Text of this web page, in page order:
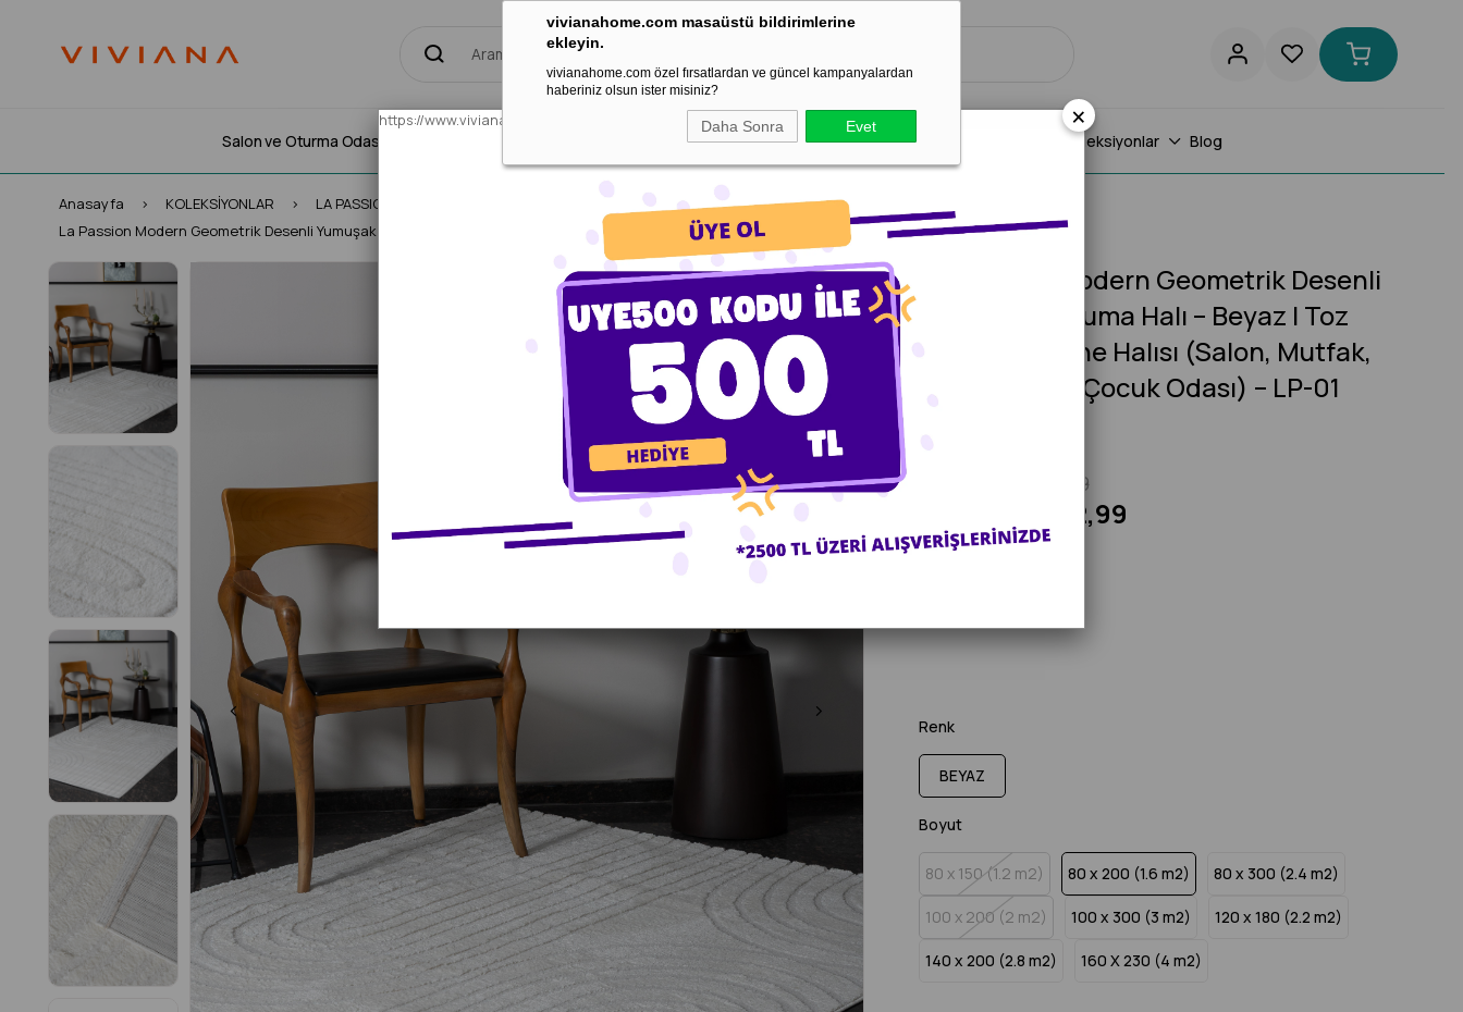
vivianahome.com masaüstü bildirimlerine
ekleyin.
vivianahome.com özel fırsatlardan ve güncel kampanyalardan
haberiniz olsun ister misiniz?
Daha Sonra Evet
Salon ve Oturma Odası Halıları Çocuk Odası Halıları Mutfak Halıları Balkon ve Koridor Halıları Koleksiyonlar Blog
Anasayfa KOLEKSİYONLAR
LA PASSION
La Passion Modern Geometrik Desenli Yumuşak Dokuma Halı – Beyaz | Toz Vermez Makine Halısı (Salon, Mutfak, Antre, Yolluk, Çocuk Odası) – LP-01
La Passion Modern Geometrik Desenli
Yumuşak Dokuma Halı – Beyaz | Toz
Vermez Makine Halısı (Salon, Mutfak,
Antre, Yolluk, Çocuk Odası) – LP-01
₺2.169,99
₺1.952,99
Renk
BEYAZ
Boyut
80 x 150 (1.2 m2) 80 x 200 (1.6 m2) 80 x 300 (2.4 m2)
100 x 200 (2 m2) 100 x 300 (3 m2) 120 x 180 (2.2 m2)
140 x 200 (2.8 m2) 160 X 230 (4 m2)
×
https://www.vivianahome.com/UyeGiris